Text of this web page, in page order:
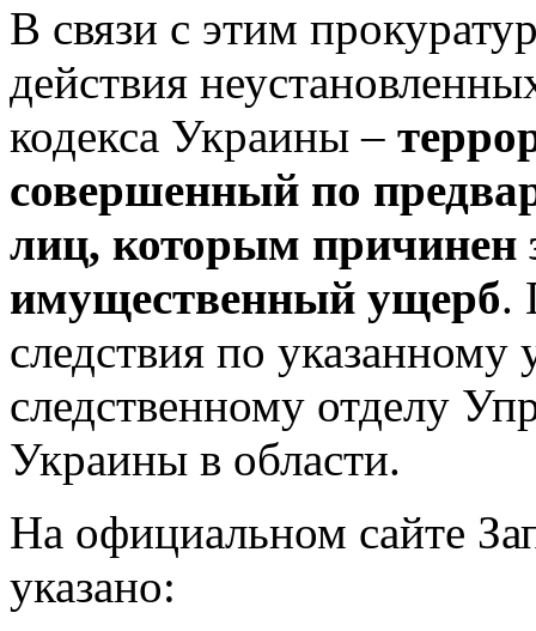
В связи с этим
действия
кодекса Украины –
совершенный по
лиц, которым причинен
имущественный ущерб.
следствия по
следственному отделу
Украины в области.
На официальном сайте
указано: